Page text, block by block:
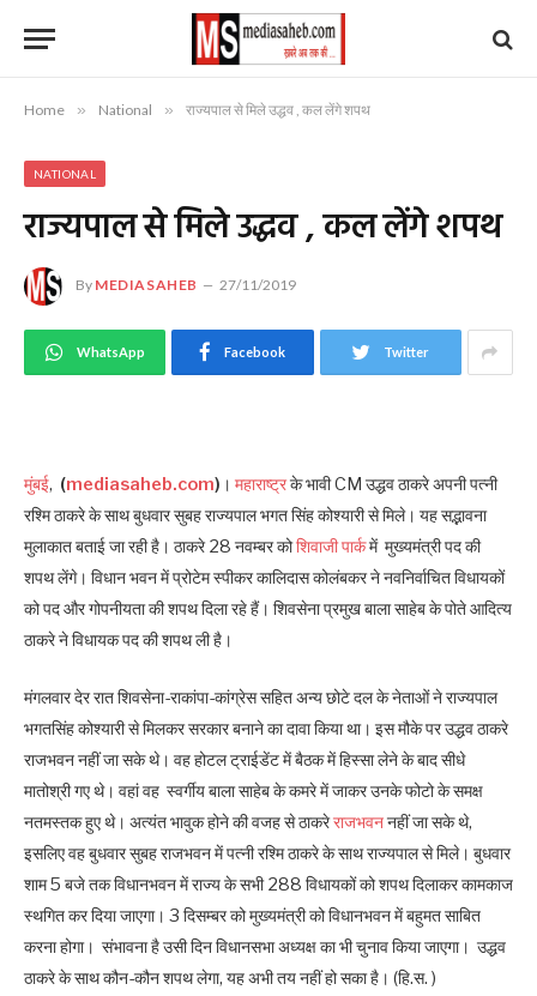
Home » National » राज्यपाल से मिले उद्धव , कल लेंगे शपथ
NATIONAL
राज्यपाल से मिले उद्धव , कल लेंगे शपथ
By MEDIASAHEB 27/11/2019
WhatsApp Facebook Twitter
मुंबई, (mediasaheb.com) । महाराष्ट्रके भावी CM उद्धव ठाकरे अपनी पत्नी
रश्मि ठाकरे के साथ बुधवार सुबह राज्यपाल भगत सिंह कोश्यारी से मिले। यह सद्भावना
मुलाकात बताई जा रही है। ठाकरे 28 नवम्बर कोशिवाजी पार्कमें मुख्यमंत्री पद की
शपथ लेंगे। विधान भवन में प्रोटेम स्पीकर कालिदास कोलंबकर ने नवनिर्वाचित विधायकों
को पद और गोपनीयता की शपथ दिला रहे हैं। शिवसेना प्रमुख बाला साहेब के पोते आदित्य
ठाकरे ने विधायक पद की शपथ ली है।
मंगलवार देर रात शिवसेना-राकांपा-कांग्रेस सहित अन्य छोटे दल के नेताओं ने राज्यपाल
भगतसिंह कोश्यारी से मिलकर सरकार बनाने का दावा किया था। इस मौके पर उद्धव ठाकरे
राजभवन नहीं जा सके थे। वह होटल ट्राईडेंट में बैठक में हिस्सा लेने के बाद सीधे
मातोश्री गए थे। वहां वह स्वर्गीय बाला साहेब के कमरे में जाकर उनके फोटो के समक्ष
नतमस्तक हुए थे। अत्यंत भावुक होने की वजह से ठाकरेराजभवननहीं जा सके थे,
इसलिए वह बुधवार सुबह राजभवन में पत्नी रश्मि ठाकरे के साथ राज्यपाल से मिले। बुधवार
शाम 5 बजे तक विधानभवन में राज्य के सभी 288 विधायकों को शपथ दिलाकर कामकाज
स्थगित कर दिया जाएगा। 3 दिसम्बर को मुख्यमंत्री को विधानभवन में बहुमत साबित
करना होगा। संभावना है उसी दिन विधानसभा अध्यक्ष का भी चुनाव किया जाएगा। उद्धव
ठाकरे के साथ कौन-कौन शपथ लेगा, यह अभी तय नहीं हो सका है। (हि.स. )